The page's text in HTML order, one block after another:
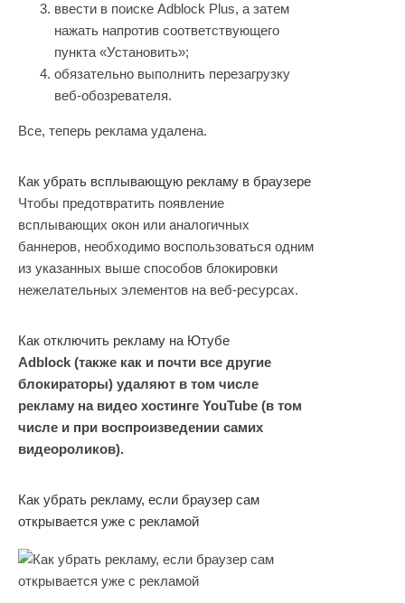
ввести в поиске Adblock Plus, а затем
нажать напротив соответствующего
пункта «Установить»;
обязательно выполнить перезагрузку
веб-обозревателя.
Все, теперь реклама удалена.
Как убрать всплывающую рекламу в браузере
Чтобы предотвратить появление
всплывающих окон или аналогичных
баннеров, необходимо воспользоваться одним
из указанных выше способов блокировки
нежелательных элементов на веб-ресурсах.
Как отключить рекламу на Ютубе
Adblock (также как и почти все другие
блокираторы) удаляют в том числе
рекламу на видео хостинге YouTube (в том
числе и при воспроизведении самих
видеороликов).
Как убрать рекламу, если браузер сам
открывается уже с рекламой